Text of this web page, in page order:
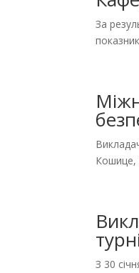
За
Кошице,
З 30